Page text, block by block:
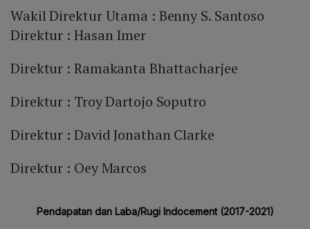
Wakil Direktur Utama : Benny S. Santoso
Direktur : Hasan Imer
Direktur : Ramakanta Bhattacharjee
Direktur : Troy Dartojo Soputro
Direktur : David Jonathan Clarke
Direktur : Oey Marcos